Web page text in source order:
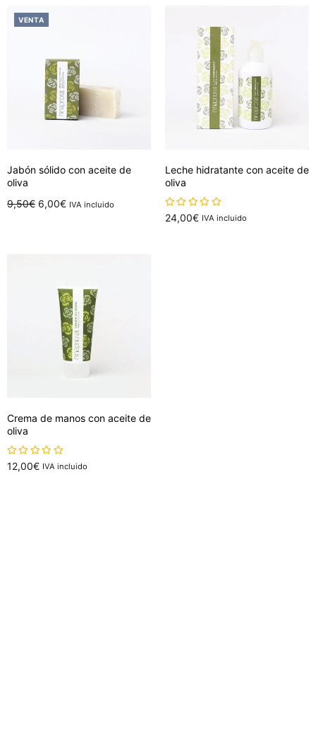
VENTA
Jabón sólido con aceite de
oliva
9,50€ El
6,00€ElIVA incluido
Leche hidratante con aceite de
oliva
sobre 5
24,00€ IVA incluido
Crema de manos con aceite de
oliva
sobre 5
12,00€ IVA incluido